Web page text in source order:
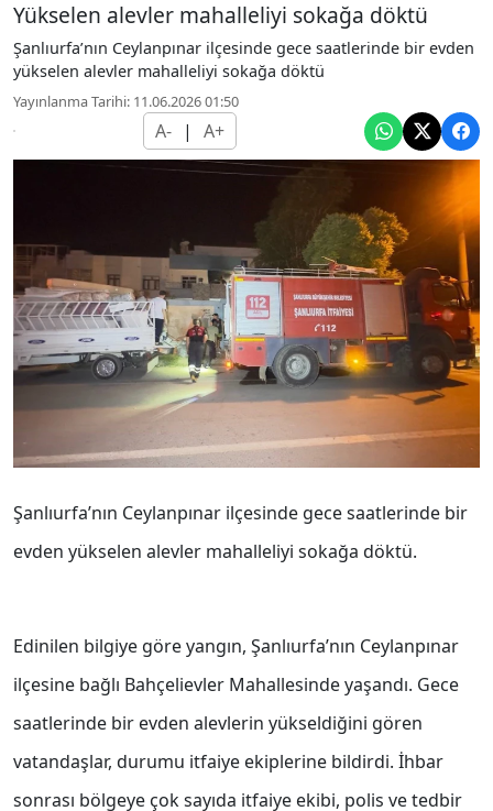
Yükselen alevler mahalleliyi sokağa döktü
Şanlıurfa’nın Ceylanpınar ilçesinde gece saatlerinde bir evden
yükselen alevler mahalleliyi sokağa döktü
Yayınlanma Tarihi: 11.06.2026 01:50
A- | A+
Şanlıurfa’nın Ceylanpınar ilçesinde gece saatlerinde bir
evden yükselen alevler mahalleliyi sokağa döktü.
Edinilen bilgiye göre yangın, Şanlıurfa’nın Ceylanpınar
ilçesine bağlı Bahçelievler Mahallesinde yaşandı. Gece
saatlerinde bir evden alevlerin yükseldiğini gören
vatandaşlar, durumu itfaiye ekiplerine bildirdi. İhbar
sonrası bölgeye çok sayıda itfaiye ekibi, polis ve tedbir